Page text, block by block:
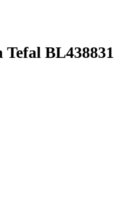
Tefal BL438831